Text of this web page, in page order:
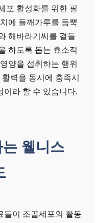
포 활성화를 위한 필
에 들깨가루를 듬뿍
해바라기씨를 곁들
하도록 돕는 효소적
양을 섭취하는 행위
력을 동시에 충족시
이라 할 수 있습니다.
웰니스
들이 조골세포의 활동